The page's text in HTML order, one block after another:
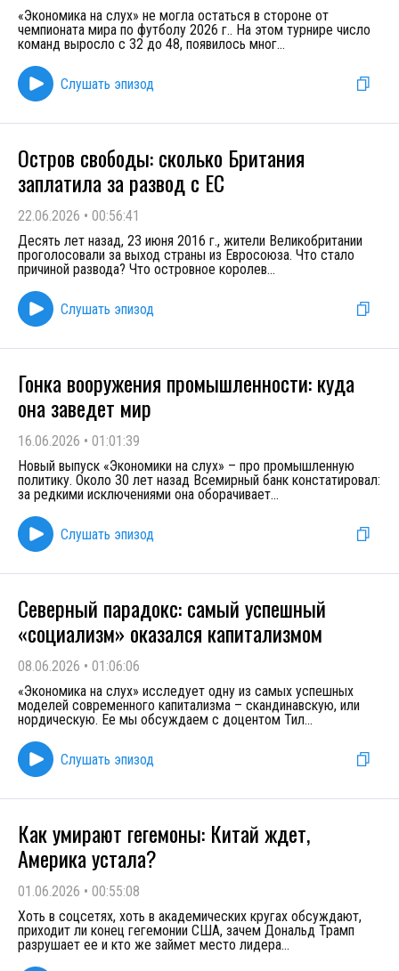
«Экономика на слух» не могла остаться в стороне от
чемпионата мира по футболу 2026 г.. На этом турнире число
команд выросло с 32 до 48, появилось мног...
Слушать эпизод
Остров свободы: сколько Британия
заплатила за развод с ЕС
22.06.2026 • 00:56:41
Десять лет назад, 23 июня 2016 г., жители Великобритании
проголосовали за выход страны из Евросоюза. Что стало
причиной развода? Что островное королев...
Слушать эпизод
Гонка вооружения промышленности: куда
она заведет мир
16.06.2026 • 01:01:39
Новый выпуск «Экономики на слух» – про промышленную
политику. Около 30 лет назад Всемирный банк констатировал:
за редкими исключениями она оборачивает...
Слушать эпизод
Северный парадокс: самый успешный
«социализм» оказался капитализмом
08.06.2026 • 01:06:06
«Экономика на слух» исследует одну из самых успешных
моделей современного капитализма – скандинавскую, или
нордическую. Ее мы обсуждаем с доцентом Тил...
Слушать эпизод
Как умирают гегемоны: Китай ждет,
Америка устала?
01.06.2026 • 00:55:08
Хоть в соцсетях, хоть в академических кругах обсуждают,
приходит ли конец гегемонии США, зачем Дональд Трамп
разрушает ее и кто же займет место лидера...